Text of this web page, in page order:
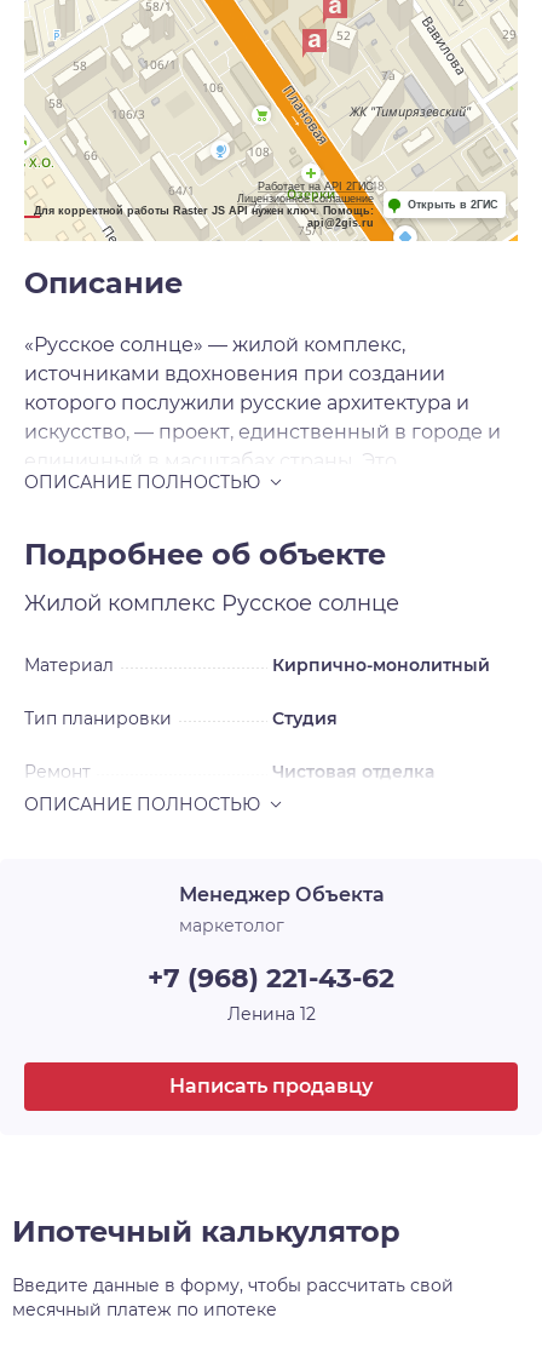
Работает на API 2ГИС
Лицензионное соглашение
Для корректной работы Raster JS API нужен ключ. Помощь:
api@2gis.ru
Открыть в 2ГИС
Описание
«Русское солнце» — жилой комплекс,
источниками вдохновения при создании
которого послужили русские архитектура и
искусство, — проект, единственный в городе и
единичный в масштабах страны. Это
современная архитектура с национальными
русских исторических стилей в нашем
времени. Источниками вдохновения для
архитекторов послужили русский и неорусский
искусстве, существовавшие в нашей стране в
революцией на пике развития. Смотреть на
включать шесть домов, каждый из которых
уникален, каждый — произведение
30-этажная башня, вершина комплекса, станет
высотной доминантой всего района, а
проекта, несомненно, затмит всё, что находится
Подробнее об объекте
Жилой комплекс Русское солнце
Материал Кирпично-монолитный
Тип планировки Студия
Ремонт Чистовая отделка
Менеджер Объекта
маркетолог
+7 (968) 221-43-62
Ленина 12
Написать продавцу
Ипотечный калькулятор
Введите данные в форму, чтобы рассчитать свой
месячный платеж по ипотеке